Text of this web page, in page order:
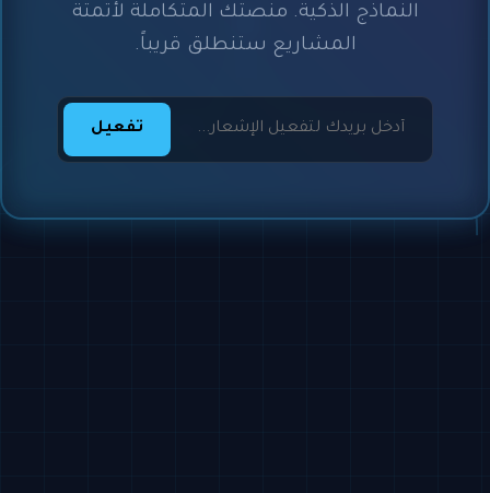
النماذج الذكية. منصتك المتكاملة لأتمتة
المشاريع ستنطلق قريباً.
تفعيل